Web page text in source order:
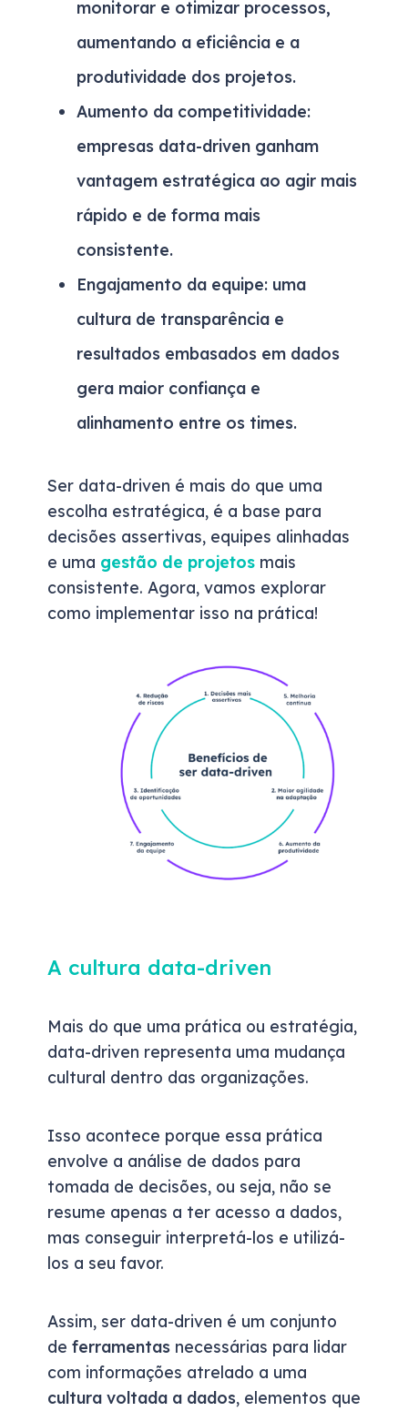
monitorar e otimizar processos,
aumentando a eficiência e a
produtividade dos projetos.
Aumento da competitividade:
empresas data-driven ganham
vantagem estratégica ao agir mais
rápido e de forma mais
consistente.
Engajamento da equipe: uma
cultura de transparência e
resultados embasados em dados
gera maior confiança e
alinhamento entre os times.
Ser data-driven é mais do que uma
escolha estratégica, é a base para
decisões assertivas, equipes alinhadas
e uma gestão de projetos mais
consistente. Agora, vamos explorar
como implementar isso na prática!
A cultura data-driven
Mais do que uma prática ou estratégia,
data-driven representa uma mudança
cultural dentro das organizações.
Isso acontece porque essa prática
envolve a análise de dados para
tomada de decisões, ou seja, não se
resume apenas a ter acesso a dados,
mas conseguir interpretá-los e utilizá-
los a seu favor.
Assim, ser data-driven é um conjunto
de ferramentas necessárias para lidar
com informações atrelado a uma
cultura voltada a dados, elementos que